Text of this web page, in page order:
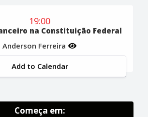
19:00
na Constituição Federal
Anderson Ferreira
Add to Calendar
Começa em: